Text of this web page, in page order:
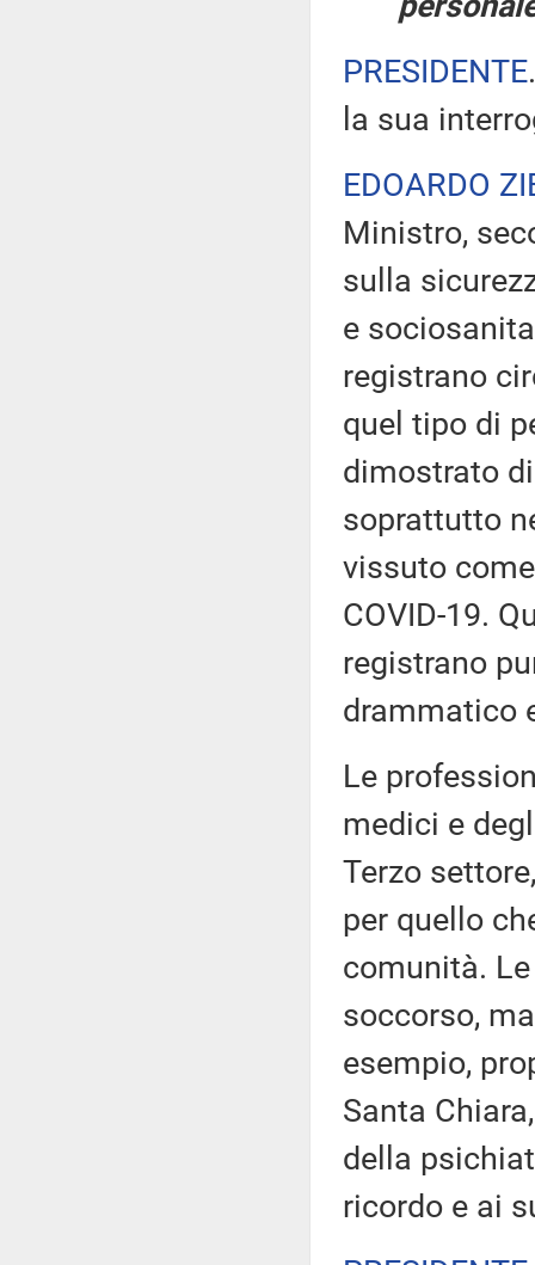
PRESIDENTE
la sua
EDOARDO
Ministro,
sulla
e
registrano
quel tipo di
dimostrato
soprattutto
vissuto
COVID-19.
registrano
drammatico
Le
medici e
Terzo
per quello
comunità.
soccorso,
esempio,
Santa
della
ricordo e ai